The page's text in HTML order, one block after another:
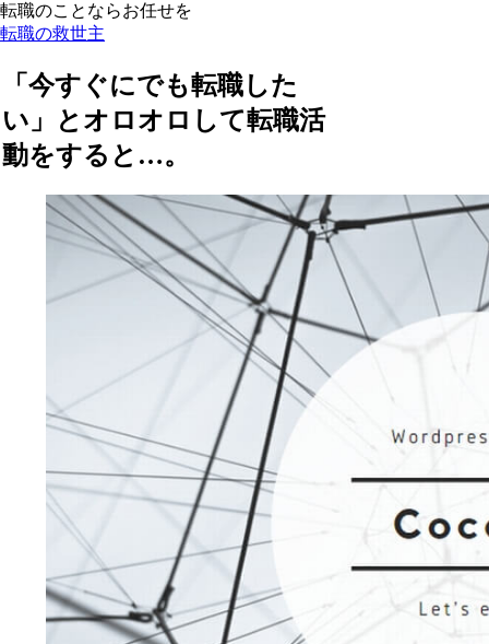
転職のことならお任せを
転職の救世主
「今すぐにでも転職した
い」とオロオロして転職活
動をすると…。